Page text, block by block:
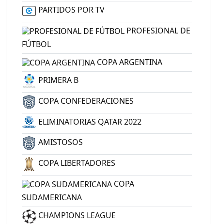
PARTIDOS POR TV
PROFESIONAL DE
FÚTBOL
COPA ARGENTINA
PRIMERA B
COPA CONFEDERACIONES
ELIMINATORIAS QATAR 2022
AMISTOSOS
COPA LIBERTADORES
COPA
SUDAMERICANA
CHAMPIONS LEAGUE